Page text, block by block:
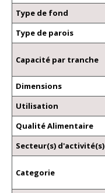
Type de fond
Type de parois
Capacité par tranche
Dimensions
Utilisation
Qualité Alimentaire
Secteur(s) d'activité(s)
Categorie